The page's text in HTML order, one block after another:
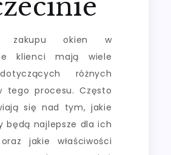
zakupu okien w
klienci mają wiele
różnych
tego procesu. Często
się nad tym, jakie
będą najlepsze dla ich
jakie właściwości